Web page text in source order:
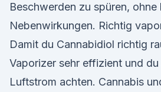
Beschwerden zu spüren, ohne
Nebenwirkungen. Richtig
Damit du Cannabidiol richtig
Vaporizer sehr effizient und
Luftstrom achten. Cannabis